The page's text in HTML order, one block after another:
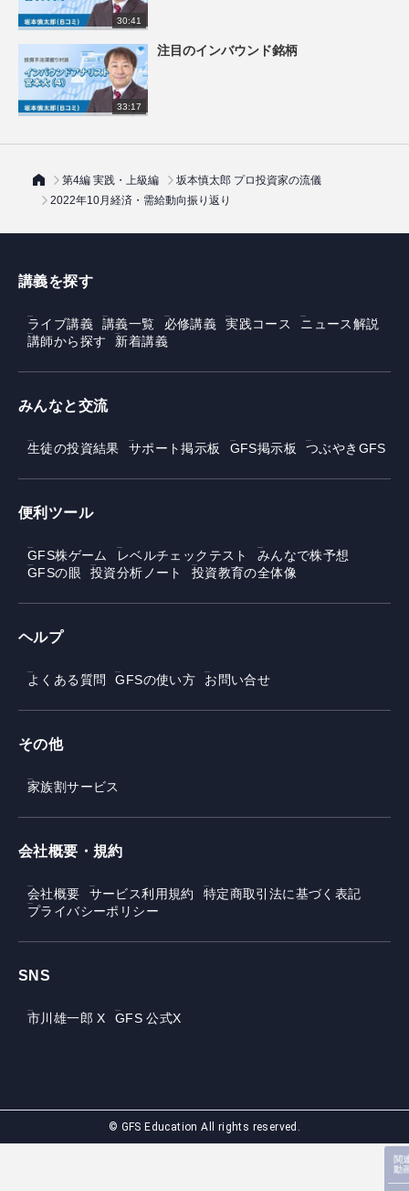
関
動
30:41
33:17
注目のインバウンド銘柄
第4編 実践・上級編
坂本慎太郎 プロ投資家の流儀
2022年10月経済・需給動向振り返り
講義を探す
ライブ講義 講義一覧 必修講義 実践コース
ニュース解説
講師から探す
新着講義
みんなと交流
生徒の投資結果 サポート掲示板 GFS掲示板 つぶやきGFS
便利ツール
GFS株ゲーム レベルチェックテスト
みんなで株予想
GFSの眼
投資分析ノート 投資教育の全体像
ヘルプ
よくある質問 GFSの使い方 お問い合せ
その他
家族割サービス
会社概要・規約
会社概要 サービス利用規約
特定商取引法に基づく表記
プライバシーポリシー
SNS
市川雄一郎 X GFS 公式X
© GFS Education All rights reserved.